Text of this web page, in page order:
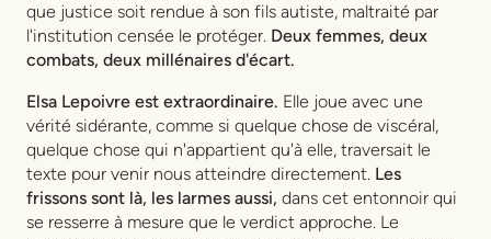
que justice soit rendue à son fils autiste, maltraité par
l'institution censée le protéger. Deux femmes, deux
combats, deux millénaires d'écart.
Elsa Lepoivre est extraordinaire. Elle joue avec une
vérité sidérante, comme si quelque chose de viscéral,
quelque chose qui n'appartient qu'à elle, traversait le
texte pour venir nous atteindre directement. Les
frissons sont là, les larmes aussi, dans cet entonnoir qui
se resserre à mesure que le verdict approche. Le